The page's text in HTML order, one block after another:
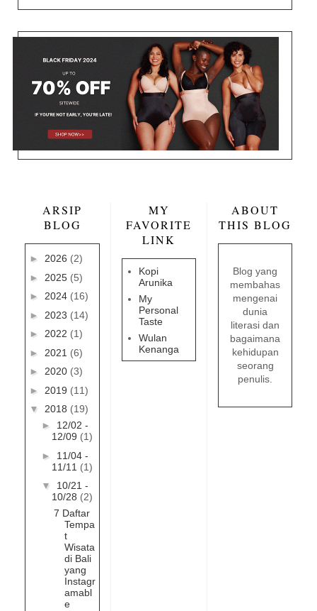
ARSIP
BLOG
► 2026 (2)
► 2025 (5)
► 2024 (16)
► 2023 (14)
► 2022 (1)
► 2021 (6)
► 2020 (3)
► 2019 (11)
▼ 2018 (19)
► 12/02 -
12/09 (1)
► 11/04 -
11/11 (1)
▼ 10/21 -
10/28 (2)
7 Daftar
Tempa
t
Wisata
di Bali
yang
Instagr
amabl
e
MY
FAVORITE
LINK
Kopi
Arunika
My
Personal
Taste
Wulan
Kenanga
ABOUT
THIS BLOG
Blog yang
membahas
mengenai
dunia
literasi dan
bagaimana
kehidupan
seorang
penulis.